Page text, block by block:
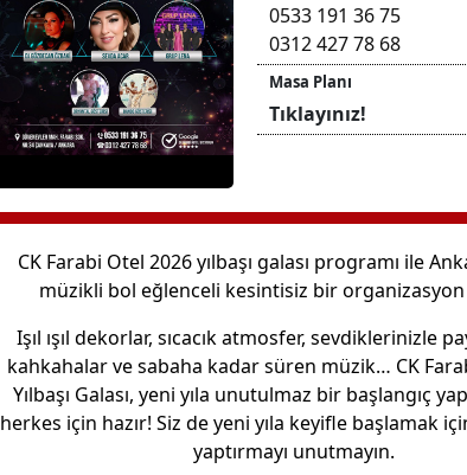
0533 191 36 75
0312 427 78 68
Masa Planı
Tıklayınız!
CK Farabi Otel 2026 yılbaşı galası programı ile
müzikli bol eğlenceli kesintisiz bir
Işıl ışıl dekorlar, sıcacık atmosfer, sevdiklerinizle
kahkahalar ve sabaha kadar süren müzik… CK
Yılbaşı Galası, yeni yıla unutulmaz bir başlangıç
herkes için hazır! Siz de yeni yıla keyifle başlamak
yaptırmayı unutmayın.